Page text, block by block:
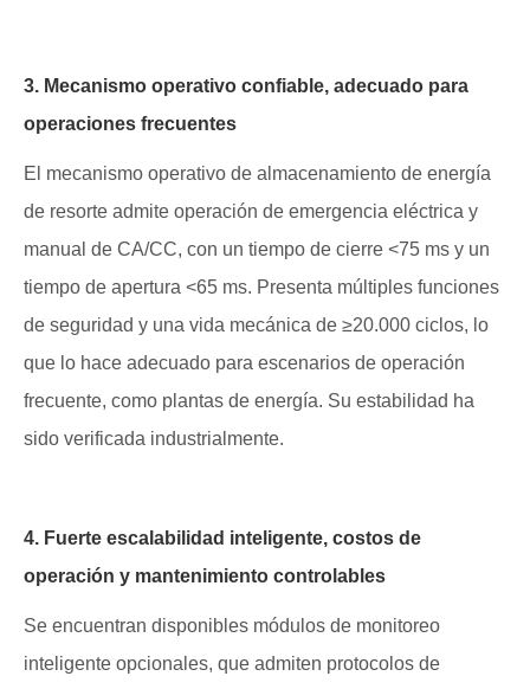
3. Mecanismo operativo confiable, adecuado para
operaciones frecuentes
El mecanismo operativo de almacenamiento de energía
de resorte admite operación de emergencia eléctrica y
manual de CA/CC, con un tiempo de cierre <75 ms y un
tiempo de apertura <65 ms. Presenta múltiples funciones
de seguridad y una vida mecánica de ≥20.000 ciclos, lo
que lo hace adecuado para escenarios de operación
frecuente, como plantas de energía. Su estabilidad ha
sido verificada industrialmente.
4. Fuerte escalabilidad inteligente, costos de
operación y mantenimiento controlables
Se encuentran disponibles módulos de monitoreo
inteligente opcionales, que admiten protocolos de